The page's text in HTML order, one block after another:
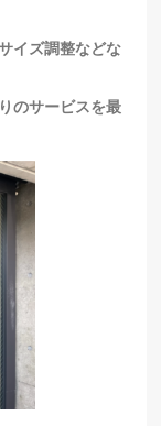
イズ調整などな
のサービスを最